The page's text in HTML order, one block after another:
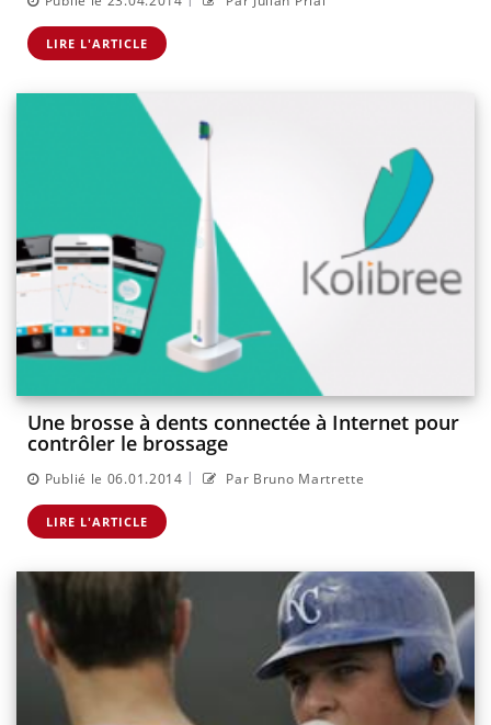
LIRE L'ARTICLE
Une brosse à dents connectée à Internet pour
contrôler le brossage
Publié le 06.01.2014 | Par Bruno Martrette
LIRE L'ARTICLE